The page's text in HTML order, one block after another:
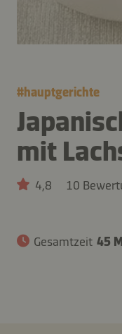
#hauptgerichte
mit
4,8 10
Gesamtzeit 45